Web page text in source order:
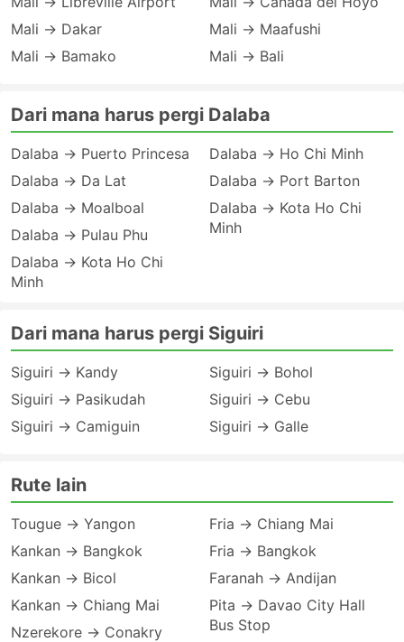
Mali → Dakar
Mali → Bamako
Mali → Maafushi
Mali → Bali
Dari mana harus pergi Dalaba
Dalaba → Puerto Princesa
Dalaba → Da Lat
Dalaba → Moalboal
Dalaba → Pulau Phu
Dalaba → Kota Ho Chi
Minh
Dalaba → Ho Chi Minh
Dalaba → Port Barton
Dalaba → Kota Ho Chi
Minh
Dari mana harus pergi Siguiri
Siguiri → Kandy
Siguiri → Pasikudah
Siguiri → Camiguin
Siguiri → Bohol
Siguiri → Cebu
Siguiri → Galle
Rute lain
Tougue → Yangon
Kankan → Bangkok
Kankan → Bicol
Kankan → Chiang Mai
Nzerekore → Conakry
Fria → Chiang Mai
Fria → Bangkok
Faranah → Andijan
Pita → Davao City Hall
Bus Stop